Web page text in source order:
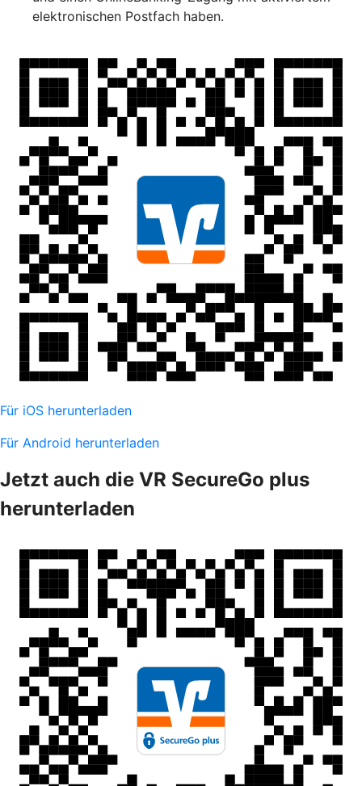
elektronischen Postfach haben.
Für iOS herunterladen
Für Android herunterladen
Jetzt auch die VR SecureGo plus
herunterladen